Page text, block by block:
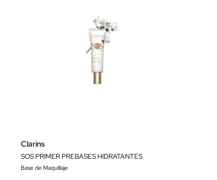
Clarins
SOS PRIMER PREBASES HIDRATANTES
Base de Maquillaje